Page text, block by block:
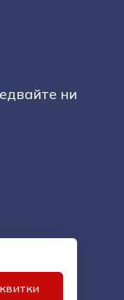
ни
Карта на сайта